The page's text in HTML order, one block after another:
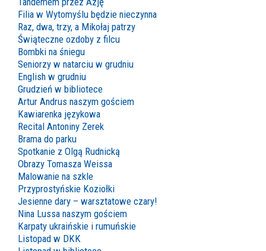
Filia w Wytomyślu będzie nieczynna
Raz, dwa, trzy, a Mikołaj patrzy
Świąteczne ozdoby z filcu
Bombki na śniegu
Seniorzy w natarciu w grudniu
English w grudniu
Grudzień w bibliotece
Artur Andrus naszym gościem
Kawiarenka językowa
Recital Antoniny Zerek
Brama do parku
Spotkanie z Olgą Rudnicką
Obrazy Tomasza Weissa
Malowanie na szkle
Przyprostyńskie Koziołki
Jesienne dary – warsztatowe czary!
Nina Lussa naszym gościem
Karpaty ukraińskie i rumuńskie
Listopad w DKK